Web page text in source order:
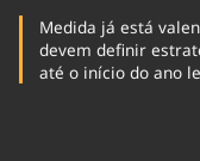
Medida já está
devem definir
até o início do ano